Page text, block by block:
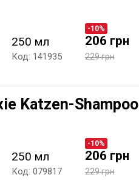
250 мл
Код: 141935
-10%
206 грн
229 грн
Katzen-Shampoo
250 мл
Код: 079817
-10%
206 грн
229 грн